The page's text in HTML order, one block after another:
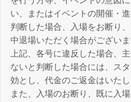
い、またはイベントの開催・
判断した場合、入場をお断り
中退場いただく場合がございま
上記、各号に違反した場合、
ないと判断した場合には、ス
効とし、代金のご返金はいたし
また、入場のお断り、既に入